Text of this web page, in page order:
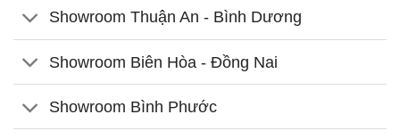
Showroom Thuận An - Bình Dương
Showroom Biên Hòa - Đồng Nai
Showroom Bình Phước